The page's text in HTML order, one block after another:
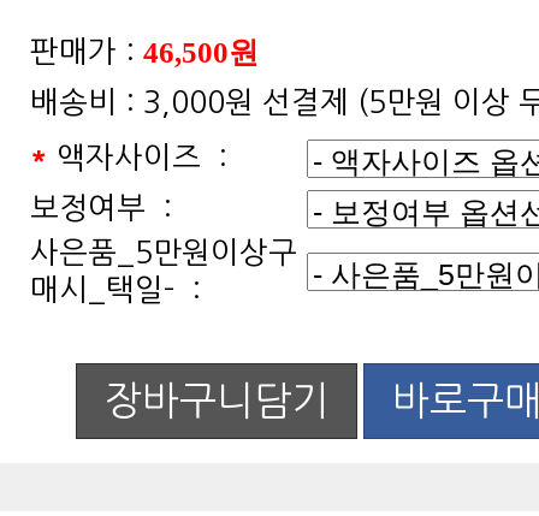
판매가 : 46,500원
배송비 : 3,000원 선결제 (5만원 이상
* 액자사이즈 :
보정여부 :
매시_택일- :
장바구니담기 바로구